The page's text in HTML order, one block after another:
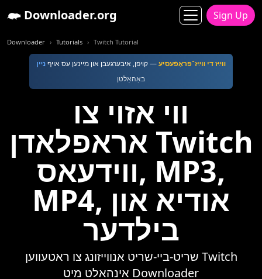
Downloader.org Sign Up
Downloader Tutorials Twitch Tutorial
װײַז די װײַז־פּראָפֿעסיע— קויפן, איבערגעבן און מײנען עס אױףנײן
באַהאַלטן
ווי אזוי צו
אראפלאדן Twitch
ווידעאס, MP3,
MP4, אודיא און
בילדער
שריט-ביי-שריט אנווייזונג צו ראטעווען Twitch
אינהאלט מיט Downloader